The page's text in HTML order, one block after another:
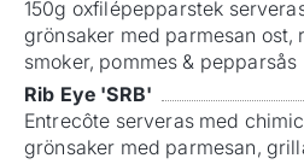
150g oxfilépepparstek
grönsaker med parmesan ost,
smoker, pommes & pepparsås
Rib Eye 'SRB'
Entrecôte serveras med
grönsaker med parmesan,